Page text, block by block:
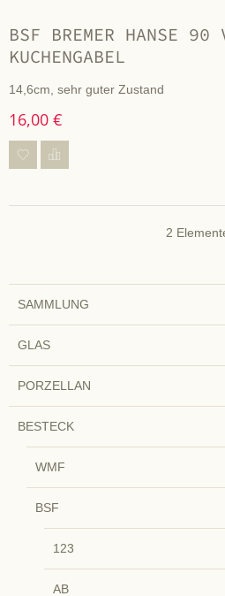
BSF BREMER HANSE 90
KUCHENGABEL
14,6cm, sehr guter Zustand
16,00 €
2
SAMMLUNG
GLAS
PORZELLAN
BESTECK
WMF
BSF
123
AB